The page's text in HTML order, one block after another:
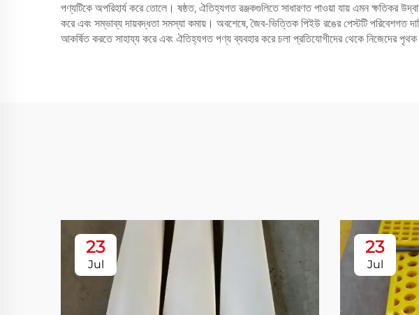
পণ্যটিকে অপরিহার্য করে তোলে। ষষ্ঠত, ঐতিহ্যগত রঞ্জকগুলিতে সাধারণত পাওয়া যায় এমন ক্ষতিকর
করে এবং সম্ভাব্য দায়বদ্ধতা সমস্যা কমায়। অবশেষে, জৈব-ভিত্তিক পিইউ রঙের পেস্টটি পরিবেশগত
আকর্ষিত করতে সাহায্য করে এবং ঐতিহ্যগত পণ্য ব্যবহার করে চলা প্রতিযোগীদের থেকে নিজেদের
23
Jul
23
Jul